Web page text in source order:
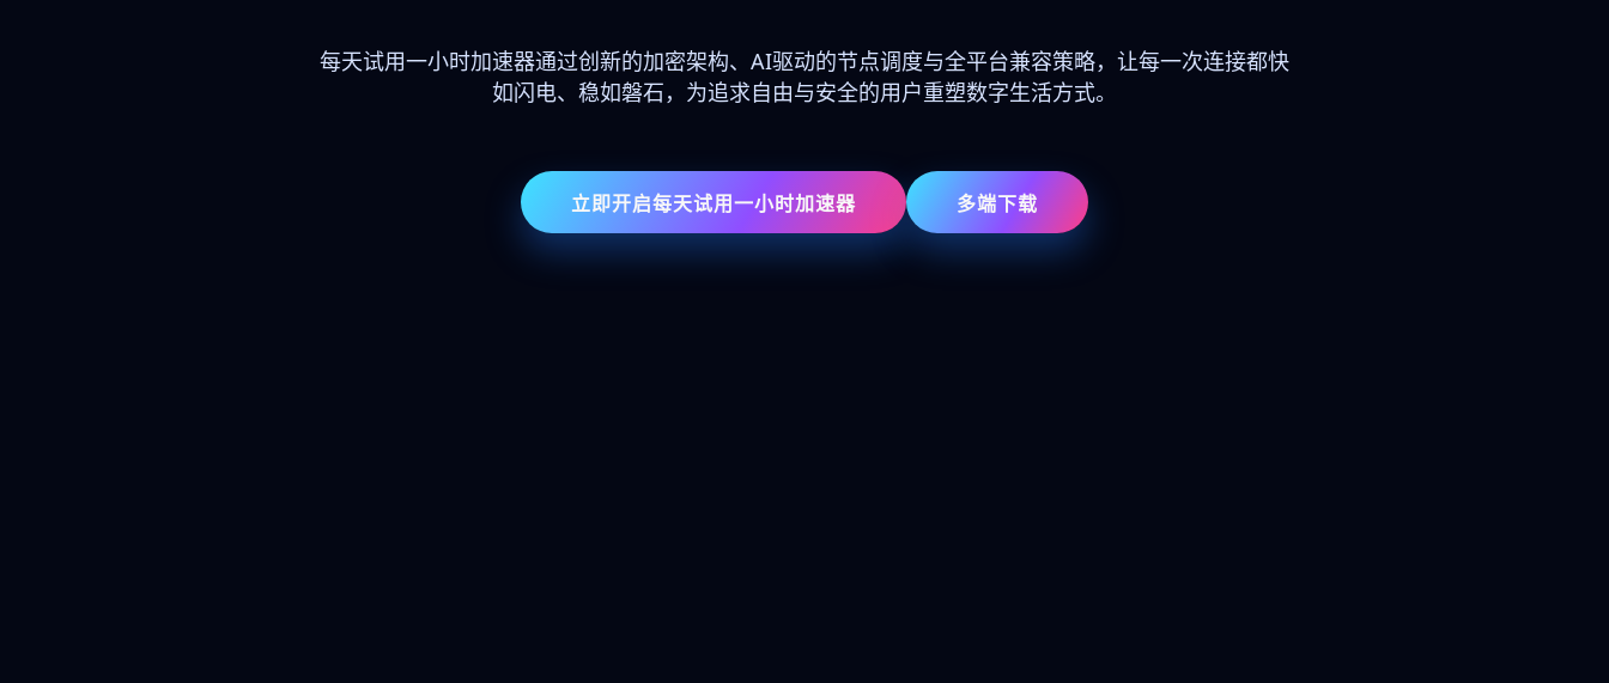
每天试用一小时加速器通过创新的加密架构、AI驱动的节点调度与全平台兼容策略，让每一次连接都快
如闪电、稳如磐石，为追求自由与安全的用户重塑数字生活方式。
立即开启每天试用一小时加速器 多端下载